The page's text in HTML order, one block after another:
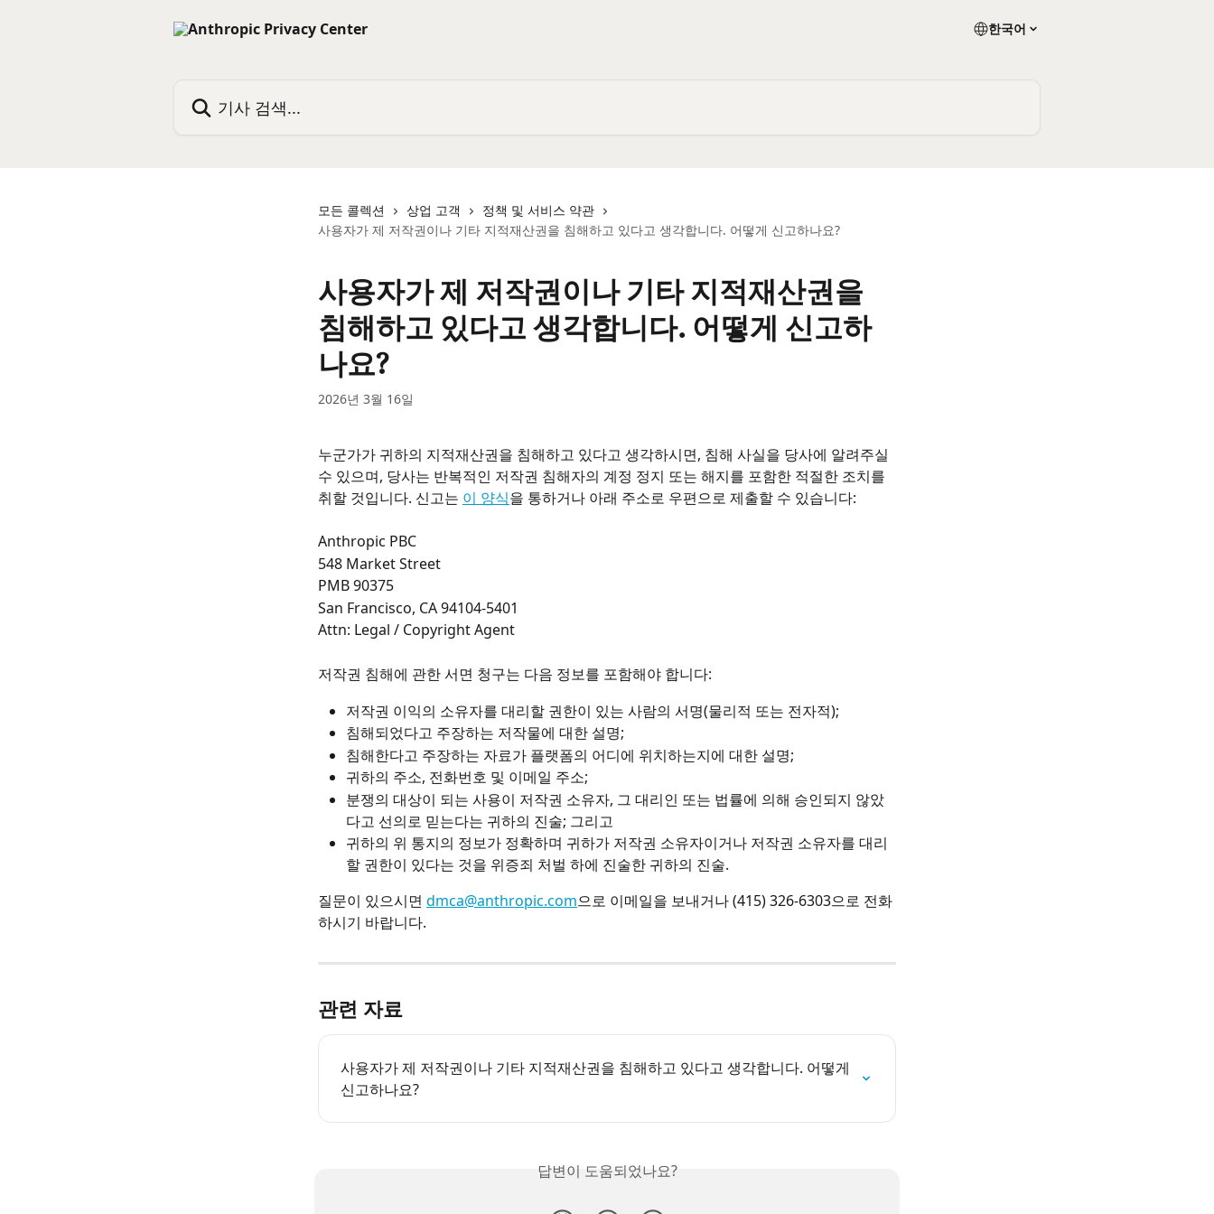
한국어
모든 콜렉션 상업 고객
정책 및 서비스 약관
사용자가 제 저작권이나 기타 지적재산권을 침해하고 있다고 생각합니다. 어떻게 신고하나요?
사용자가 제 저작권이나 기타 지적재산권을
침해하고 있다고 생각합니다. 어떻게 신고하
나요?
2026년 3월 16일
누군가가 귀하의 지적재산권을 침해하고 있다고 생각하시면, 침해 사실을 당사에 알려주실
수 있으며, 당사는 반복적인 저작권 침해자의 계정 정지 또는 해지를 포함한 적절한 조치를
취할 것입니다. 신고는 이 양식을 통하거나 아래 주소로 우편으로 제출할 수 있습니다:
Anthropic PBC
548 Market Street
PMB 90375
San Francisco, CA 94104-5401
Attn: Legal / Copyright Agent
저작권 침해에 관한 서면 청구는 다음 정보를 포함해야 합니다:
저작권 이익의 소유자를 대리할 권한이 있는 사람의 서명(물리적 또는 전자적);
침해되었다고 주장하는 저작물에 대한 설명;
침해한다고 주장하는 자료가 플랫폼의 어디에 위치하는지에 대한 설명;
귀하의 주소, 전화번호 및 이메일 주소;
분쟁의 대상이 되는 사용이 저작권 소유자, 그 대리인 또는 법률에 의해 승인되지 않았
다고 선의로 믿는다는 귀하의 진술; 그리고
귀하의 위 통지의 정보가 정확하며 귀하가 저작권 소유자이거나 저작권 소유자를 대리
할 권한이 있다는 것을 위증죄 처벌 하에 진술한 귀하의 진술.
질문이 있으시면 dmca@anthropic.com으로 이메일을 보내거나 (415) 326-6303으로 전화
하시기 바랍니다.
관련 자료
사용자가 제 저작권이나 기타 지적재산권을 침해하고 있다고 생각합니다. 어떻게
신고하나요?
답변이 도움되었나요?